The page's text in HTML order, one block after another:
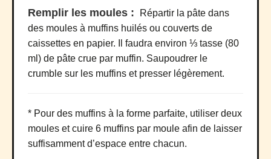
Remplir les moules :
Répartir la pâte dans
des moules à muffins huilés ou couverts de
caissettes en papier. Il faudra environ ⅓ tasse (80
ml) de pâte crue par muffin. Saupoudrer le
crumble sur les muffins et presser légèrement.
* Pour des muffins à la forme parfaite, utiliser deux
moules et cuire 6 muffins par moule afin de laisser
suffisamment d’espace entre chacun.